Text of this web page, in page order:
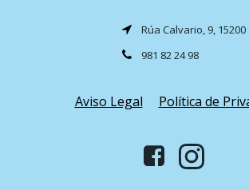
Rúa Calvario, 9, 15200
981 82 24 98
Aviso Legal Política de